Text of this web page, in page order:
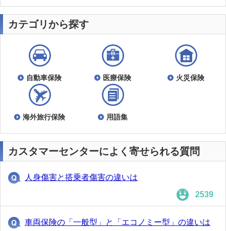
カテゴリから探す
自動車保険 医療保険 火災保険
海外旅行保険 用語集
カスタマーセンターによく寄せられる質問
人身傷害と搭乗者傷害の違いは
2539
車両保険の「一般型」と「エコノミー型」の違いは